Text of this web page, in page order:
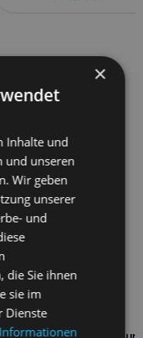
×
Inhalte und
und unseren
Wir geben
unserer
und
die Sie ihnen
sie im
Dienste